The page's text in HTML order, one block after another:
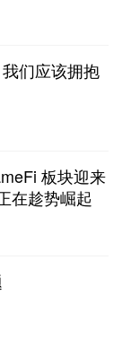
们应该拥抱
板块迎来
在趁势崛起